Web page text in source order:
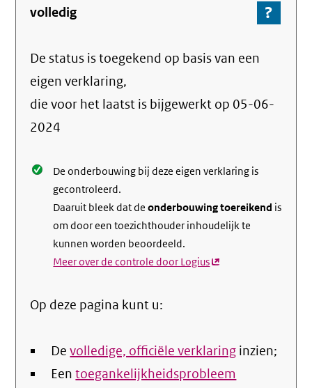
volledig
?
Ga
over
De status is toegekend op basis van een
eigen verklaring,
die voor het laatst is bijgewerkt op 05-06-
2024
De onderbouwing bij deze eigen verklaring is
gecontroleerd.
Daaruit bleek dat deonderbouwing toereikend is
om door een toezichthouder inhoudelijk te
kunnen worden beoordeeld.
Meer over de controle door Logius(externe
Op deze pagina kunt u:
Devolledige, officiële verklaring inzien;
Eentoegankelijkheidsprobleem